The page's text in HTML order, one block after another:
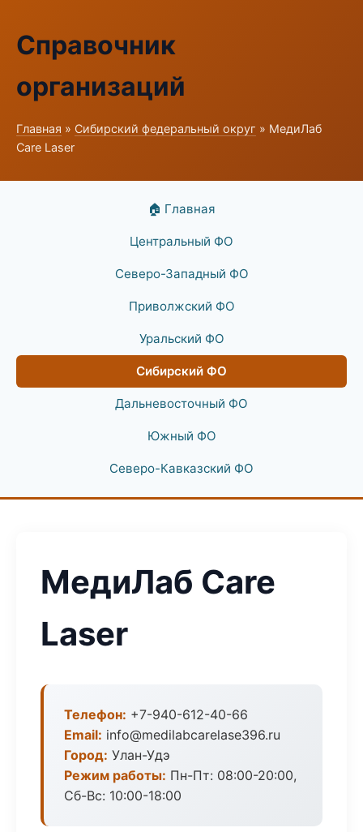
Справочник
организаций
Главная » Сибирский федеральный округ » МедиЛаб
Care Laser
🏠 Главная
Центральный ФО
Северо-Западный ФО
Приволжский ФО
Уральский ФО
Сибирский ФО
Дальневосточный ФО
Южный ФО
Северо-Кавказский ФО
МедиЛаб Care
Laser
Телефон: +7-940-612-40-66
Email: info@medilabcarelase396.ru
Город: Улан-Удэ
Режим работы: Пн-Пт: 08:00-20:00,
Сб-Вс: 10:00-18:00